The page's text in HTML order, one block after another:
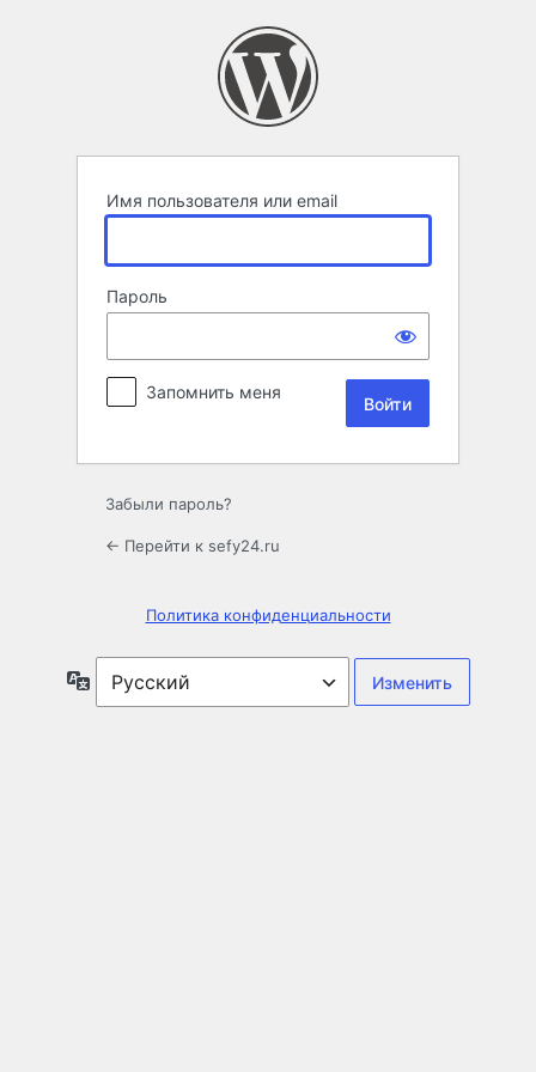
Имя пользователя или email
Пароль
Запомнить меня
Забыли пароль?
← Перейти к sefy24.ru
Политика конфиденциальности
Язык